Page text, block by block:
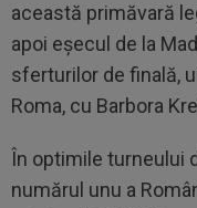
această primăvară
apoi eșecul de la
sferturilor de finală,
Roma, cu Barbora
În optimile turneului
numărul unu a